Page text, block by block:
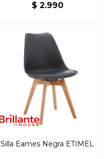
$ 2.990
Silla Eames Negra ETIMEL